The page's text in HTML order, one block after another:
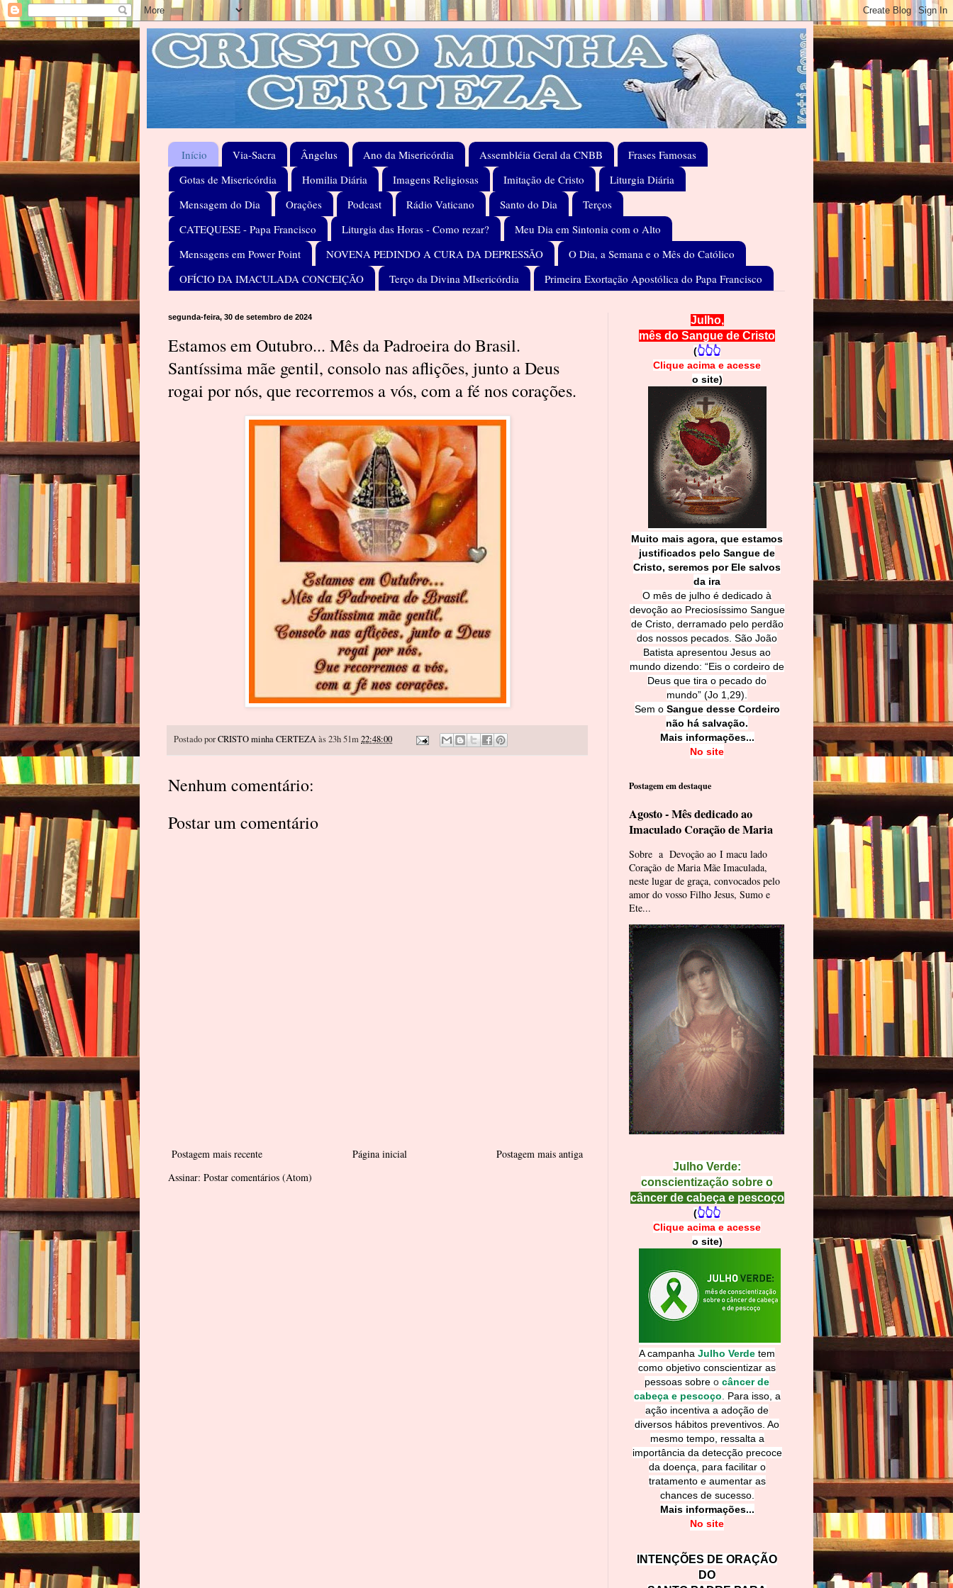
Início Via-Sacra Ângelus Ano da Misericórdia Assembléia Geral da CNBB
Frases Famosas
Gotas de Misericórdia
Homilia Diária Imagens Religiosas Imitação de Cristo
Liturgia Diária
Mensagem do Dia
Orações Podcast Rádio Vaticano Santo do Dia
Terços
CATEQUESE - Papa Francisco
Liturgia das Horas - Como rezar?
Meu Dia em Sintonia com o Alto
Mensagens em Power Point
NOVENA PEDINDO A CURA DA DEPRESSÃO
O Dia, a Semana e o Mês do Católico
OFÍCIO DA IMACULADA CONCEIÇÃO
Terço da Divina MIsericórdia Primeira Exortação Apostólica do Papa Francisco
segunda-feira, 30 de setembro de 2024
Estamos em Outubro... Mês da Padroeira do Brasil.
Santíssima mãe gentil, consolo nas aflições, junto a Deus
rogai por nós, que recorremos a vós, com a fé nos corações.
Postado porCRISTO minha CERTEZAàs 23h 51m22:48:00
Nenhum comentário:
Postar um comentário
Postagem mais recente Postagem mais antiga
Página inicial
Assinar: Postar comentários (Atom)
Julho,
mês do Sangue de Cristo
(👆👆👆
Clique acima e acesse
o site)
Muito mais agora, que estamos
justificados pelo Sangue de
Cristo, seremos por Ele salvos
da ira
O mês de julho é dedicado à
devoção ao Preciosíssimo Sangue
de Cristo, derramado pelo perdão
dos nossos pecados. São João
Batista apresentou Jesus ao
mundo dizendo: “Eis o cordeiro de
Deus que tira o pecado do
mundo” (Jo 1,29).
Sem o Sangue desse Cordeiro
não há salvação.
Mais informações...
No site
Postagem em destaque
Agosto - Mês dedicado ao
Imaculado Coração de Maria
Sobre a Devoção ao I macu lado
Coração de Maria Mãe Imaculada,
neste lugar de graça, convocados pelo
amor do vosso Filho Jesus, Sumo e
Ete...
Julho Verde:
conscientização sobre o
câncer de cabeça e pescoço
(👆👆👆
Clique acima e acesse
o site)
A campanha Julho Verde tem
como objetivo conscientizar as
pessoas sobre o câncer de
cabeça e pescoço
Para isso, a
ação incentiva a adoção de
diversos hábitos preventivos. Ao
mesmo tempo, ressalta a
importância da detecção precoce
da doença, para facilitar o
tratamento e aumentar as
chances de sucesso.
Mais informações...
No site
INTENÇÕES DE ORAÇÃO
DO